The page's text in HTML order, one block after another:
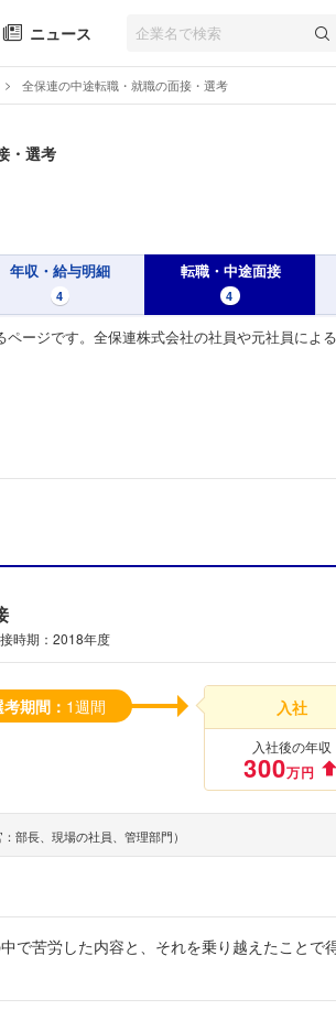
ニュース
全保連の中途転職・就職の面接・選考
・選考
年収・給与明細
4
転職・中途面接
4
ージです。全保連株式会社の社員や元社員によ
時期：2018年度
期間： 1週間 入社
入社後の年収
300万円
：部長、現場の社員、管理部門）
で苦労した内容と、それを乗り越えたことで